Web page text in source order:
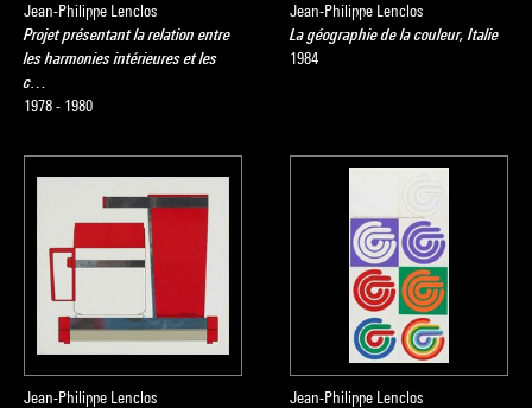
Jean-Philippe Lenclos
Projet présentant la relation entre
les harmonies intérieures et les
c…
1978 - 1980
Jean-Philippe Lenclos
La géographie de la couleur, Italie
1984
Jean-Philippe Lenclos
Jean-Philippe Lenclos